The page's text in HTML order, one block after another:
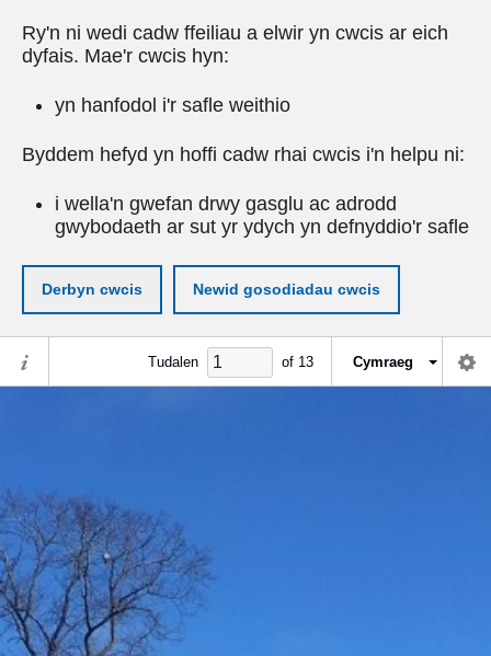
Ry'n ni wedi cadw ffeiliau a elwir yn cwcis ar eich
dyfais. Mae'r cwcis hyn:
yn hanfodol i'r safle weithio
Byddem hefyd yn hoffi cadw rhai cwcis i'n helpu ni:
i wella'n gwefan drwy gasglu ac adrodd
gwybodaeth ar sut yr ydych yn defnyddio'r safle
Derbyn cwcis Newid gosodiadau cwcis
Tudalen of 13 Cymraeg